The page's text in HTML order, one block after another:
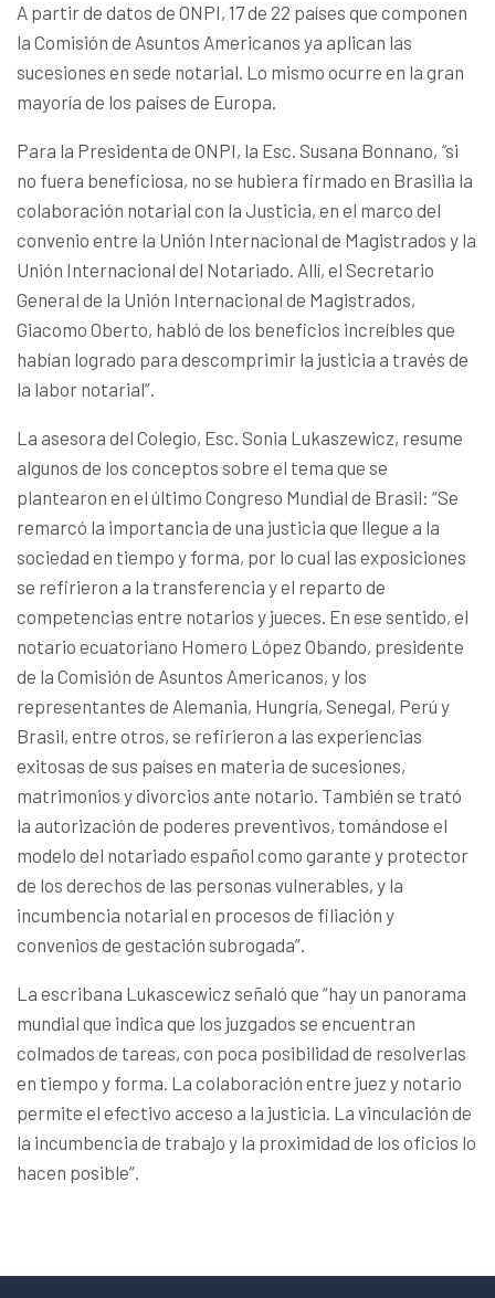
A partir de datos de ONPI, 17 de 22 países que componen
la Comisión de Asuntos Americanos ya aplican las
sucesiones en sede notarial. Lo mismo ocurre en la gran
mayoría de los países de Europa.
Para la Presidenta de ONPI, la Esc. Susana Bonnano, “si
no fuera beneficiosa, no se hubiera firmado en Brasilia la
colaboración notarial con la Justicia, en el marco del
convenio entre la Unión Internacional de Magistrados y la
Unión Internacional del Notariado. Allí, el Secretario
General de la Unión Internacional de Magistrados,
Giacomo Oberto, habló de los beneficios increíbles que
habían logrado para descomprimir la justicia a través de
la labor notarial”.
La asesora del Colegio, Esc. Sonia Lukaszewicz, resume
algunos de los conceptos sobre el tema que se
plantearon en el último Congreso Mundial de Brasil: “Se
remarcó la importancia de una justicia que llegue a la
sociedad en tiempo y forma, por lo cual las exposiciones
se refirieron a la transferencia y el reparto de
competencias entre notarios y jueces. En ese sentido, el
notario ecuatoriano Homero López Obando, presidente
de la Comisión de Asuntos Americanos, y los
representantes de Alemania, Hungría, Senegal, Perú y
Brasil, entre otros, se refirieron a las experiencias
exitosas de sus países en materia de sucesiones,
matrimonios y divorcios ante notario. También se trató
la autorización de poderes preventivos, tomándose el
modelo del notariado español como garante y protector
de los derechos de las personas vulnerables, y la
incumbencia notarial en procesos de filiación y
convenios de gestación subrogada”.
La escribana Lukascewicz señaló que “hay un panorama
mundial que indica que los juzgados se encuentran
colmados de tareas, con poca posibilidad de resolverlas
en tiempo y forma. La colaboración entre juez y notario
permite el efectivo acceso a la justicia. La vinculación de
la incumbencia de trabajo y la proximidad de los oficios lo
hacen posible”.